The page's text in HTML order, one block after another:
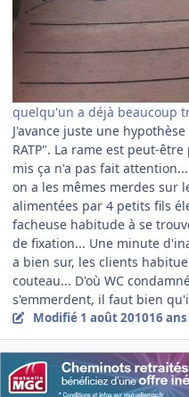
quelqu'un a déjà beaucoup
J'avance juste une
RATP". La rame est peut-
mis ça n'a pas fait
on a les mêmes merdes sur
alimentées par 4 petits fils
facheuse habitude à se
de fixation... Une minute
a bien sur, les clients
couteau... D'où WC
s'emmerdent, il faut bien
Modifié 1 août 201016 ans